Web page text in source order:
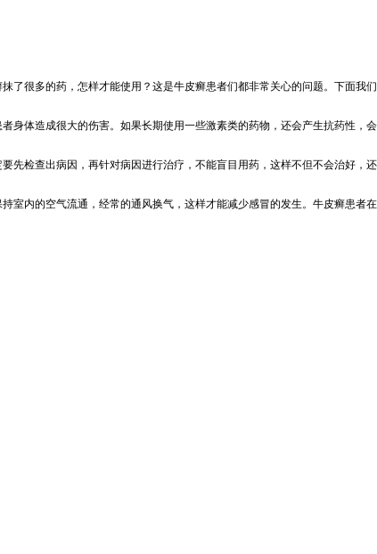
了很多的药，怎样才能使用？这是牛皮癣患者们都非常关心的问题。下面我们
身体造成很大的伤害。如果长期使用一些激素类的药物，还会产生抗药性，会
先检查出病因，再针对病因进行治疗，不能盲目用药，这样不但不会治好，还
室内的空气流通，经常的通风换气，这样才能减少感冒的发生。牛皮癣患者在